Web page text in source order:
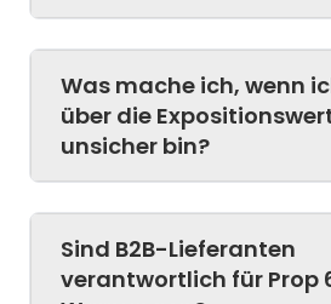
Was mache ich, wenn
über die
unsicher bin?
Sind B2B-Lieferanten
verantwortlich für Prop